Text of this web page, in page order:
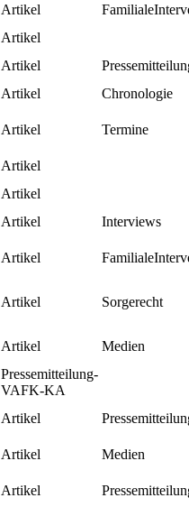
Artikel
Artikel
Artikel
Artikel
Chronologie
Artikel
Termine
Artikel
Artikel
Artikel
Interviews
Artikel
Artikel Sorgerecht
Artikel Medien
Pressemitteilung-
VAFK-KA
Artikel
Artikel
Medien
Artikel